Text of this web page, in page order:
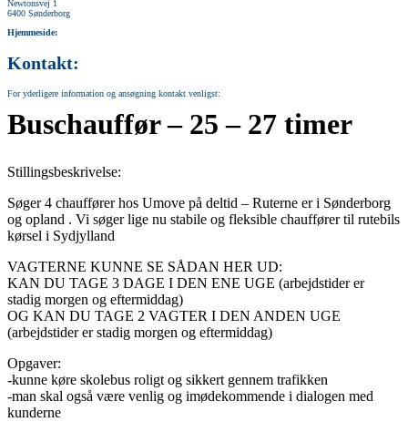
Newtonsvej 1
6400 Sønderborg
Hjemmeside:
Kontakt:
For yderligere information og ansøgning kontakt venligst:
Buschauffør – 25 – 27 timer
Stillingsbeskrivelse:
Søger 4 chauffører hos Umove på deltid – Ruterne er i Sønderborg
og opland . Vi søger lige nu stabile og fleksible chauffører til rutebils
kørsel i Sydjylland
VAGTERNE KUNNE SE SÅDAN HER UD:
KAN DU TAGE 3 DAGE I DEN ENE UGE (arbejdstider er
stadig morgen og eftermiddag)
OG KAN DU TAGE 2 VAGTER I DEN ANDEN UGE
(arbejdstider er stadig morgen og eftermiddag)
Opgaver:
-kunne køre skolebus roligt og sikkert gennem trafikken
-man skal også være venlig og imødekommende i dialogen med
kunderne